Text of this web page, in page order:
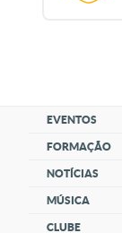
EVENTOS
FORMAÇÃO
NOTÍCIAS
MÚSICA
CLUBE